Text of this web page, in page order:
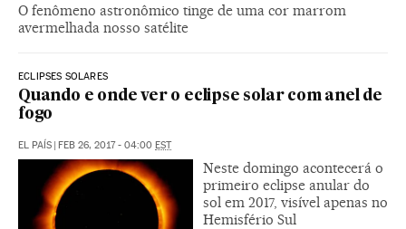
O fenômeno astronômico tinge de uma cor marrom
avermelhada nosso satélite
ECLIPSES SOLARES
Quando e onde ver o eclipse solar com anel de
fogo
EL PAÍS | FEB 26, 2017 - 04:00 EST
Neste domingo acontecerá o
primeiro eclipse anular do
sol em 2017, visível apenas no
Hemisfério Sul